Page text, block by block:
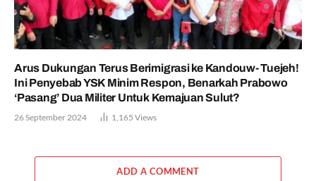
Arus Dukungan Terus Berimigrasi ke Kandouw- Tuejeh!
Ini Penyebab YSK Minim Respon, Benarkah Prabowo
‘Pasang’ Dua Militer Untuk Kemajuan Sulut?
26 September 2024 1,165 Views
ADD A COMMENT